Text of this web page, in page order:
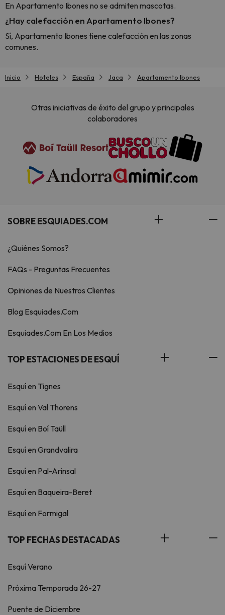
En Apartamento Ibones no se admiten mascotas.
¿Hay calefacción en Apartamento Ibones?
Sí, Apartamento Ibones tiene calefacción en las zonas
comunes.
Inicio Hoteles España Jaca Apartamento Ibones
Otras iniciativas de éxito del grupo y principales
colaboradores
SOBRE ESQUIADES.COM
¿Quiénes Somos?
FAQs - Preguntas Frecuentes
Opiniones de Nuestros Clientes
Blog Esquiades.Com
Esquiades.Com En Los Medios
TOP ESTACIONES DE ESQUÍ
Esquí en Tignes
Esquí en Val Thorens
Esquí en Boí Taüll
Esquí en Grandvalira
Esquí en Pal-Arinsal
Esquí en Baqueira-Beret
Esquí en Formigal
TOP FECHAS DESTACADAS
Esquí Verano
Próxima Temporada 26-27
Puente de Diciembre